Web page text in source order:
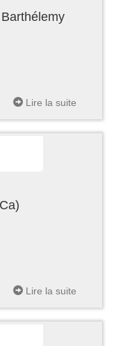
Lire la suite
Lire la suite